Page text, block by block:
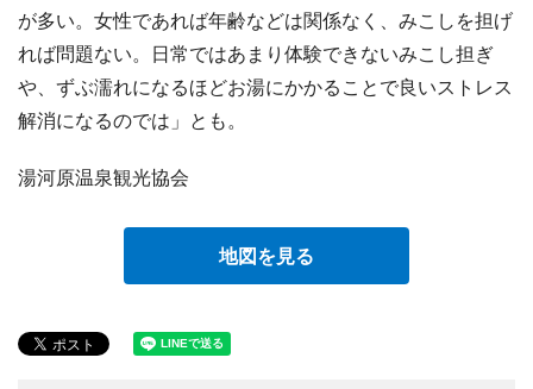
が多い。女性であれば年齢などは関係なく、みこしを担げ
れば問題ない。日常ではあまり体験できないみこし担ぎ
や、ずぶ濡れになるほどお湯にかかることで良いストレス
解消になるのでは」とも。
湯河原温泉観光協会
地図を見る